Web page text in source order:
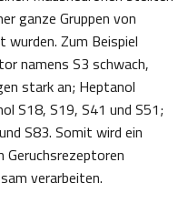
ganze Gruppen von
Zum Beispiel
namens S3 schwach,
stark an; Heptanol
S18, S19, S41 und S51;
S83. Somit wird ein
verarbeiten.